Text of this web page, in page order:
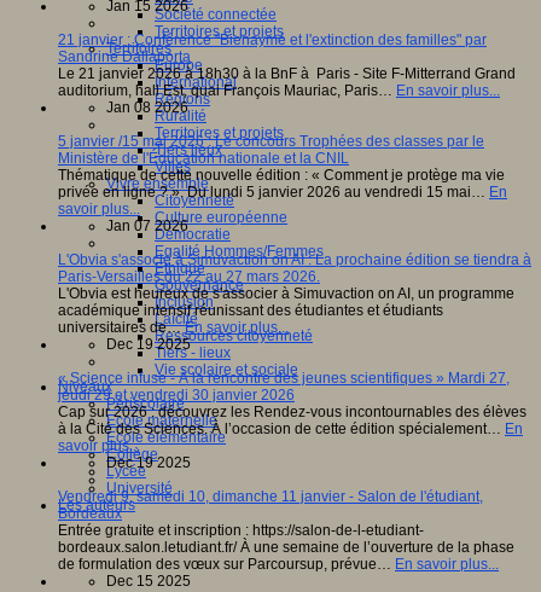
Société connectée
Territoires et projets
Territoires
Europe
International
Régions
Ruralité
Territoires et projets
Tiers lieux
Villes
Vivre ensemble
Citoyenneté
Culture européenne
Démocratie
Egalité Hommes/Femmes
Ethique
Gouvernance
Inclusion
Laïcité
Ressources citoyenneté
Tiers - lieux
Vie scolaire et sociale
Niveaux
Périscolaire
Ecole maternelle
Ecole élémentaire
Collège
Lycée
Université
Les auteurs
Jan 15 2026
21 janvier : Conférence "Bienaymé et l'extinction des familles" par
Sandrine Dallaporta
Le 21 janvier 2026 à 18h30 à la BnF à Paris - Site F-Mitterrand Grand
auditorium, hall Est, quai François Mauriac, Paris… En savoir plus...
Jan 08 2026
5 janvier /15 mai 2026 : Le concours Trophées des classes par le
Ministère de l'Éducation nationale et la CNIL
Thématique de cette nouvelle édition : « Comment je protège ma vie
privée en ligne ? ». Du lundi 5 janvier 2026 au vendredi 15 mai… En
savoir plus...
Jan 07 2026
L'Obvia s'associe à Simuvaction on AI : La prochaine édition se tiendra à
Paris-Versailles du 22 au 27 mars 2026.
L'Obvia est heureux de s'associer à Simuvaction on AI, un programme
académique intensif réunissant des étudiantes et étudiants
universitaires de…En savoir plus...
Dec 19 2025
« Science infuse - À la rencontre des jeunes scientifiques » Mardi 27,
jeudi 29 et vendredi 30 janvier 2026
Cap sur 2026 : découvrez les Rendez-vous incontournables des élèves
à la Cité des Sciences. À l’occasion de cette édition spécialement… En
savoir plus...
Dec 19 2025
Vendredi 9, samedi 10, dimanche 11 janvier - Salon de l'étudiant,
Bordeaux
Entrée gratuite et inscription : https://salon-de-l-etudiant-
bordeaux.salon.letudiant.fr/ À une semaine de l’ouverture de la phase
de formulation des vœux sur Parcoursup, prévue… En savoir plus...
Dec 15 2025